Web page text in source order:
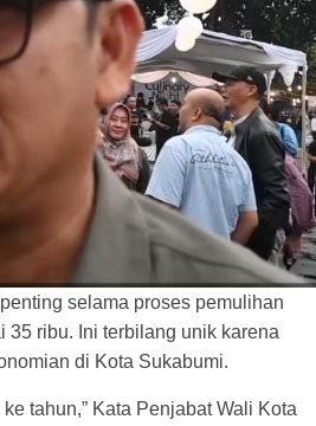
selama proses pemulihan
35 ribu. Ini terbilang unik karena
di Kota Sukabumi.
tahun,” Kata Penjabat Wali Kota